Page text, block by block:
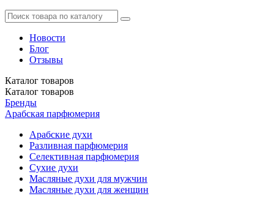
Новости
Блог
Отзывы
Каталог товаров
Каталог товаров
Бренды
Арабская парфюмерия
Арабские духи
Разливная парфюмерия
Селективная парфюмерия
Сухие духи
Масляные духи для мужчин
Масляные духи для женщин